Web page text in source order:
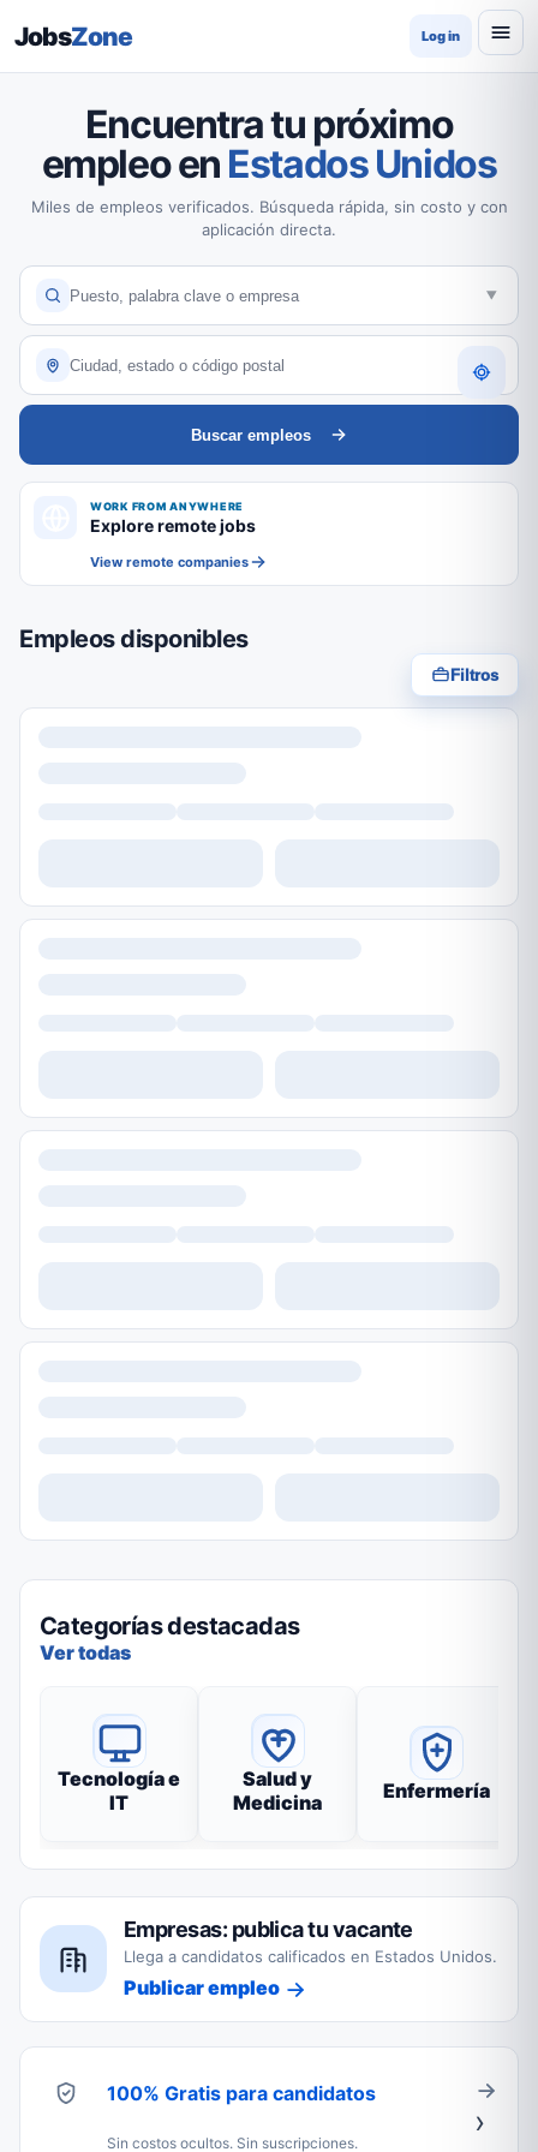
JobsZone Log in
Encuentra tu próximo
empleo en Estados Unidos
Miles de empleos verificados. Búsqueda rápida, sin costo y con
aplicación directa.
Buscar empleos
WORK FROM ANYWHERE
Explore remote jobs
View remote companies
Empleos disponibles
Filtros
Categorías destacadas
Ver todas
Tecnología e
IT
Salud y
Medicina
Enfermería
Empresas: publica tu vacante
Llega a candidatos calificados en Estados Unidos.
Publicar empleo
100% Gratis para candidatos
Sin costos ocultos. Sin suscripciones.